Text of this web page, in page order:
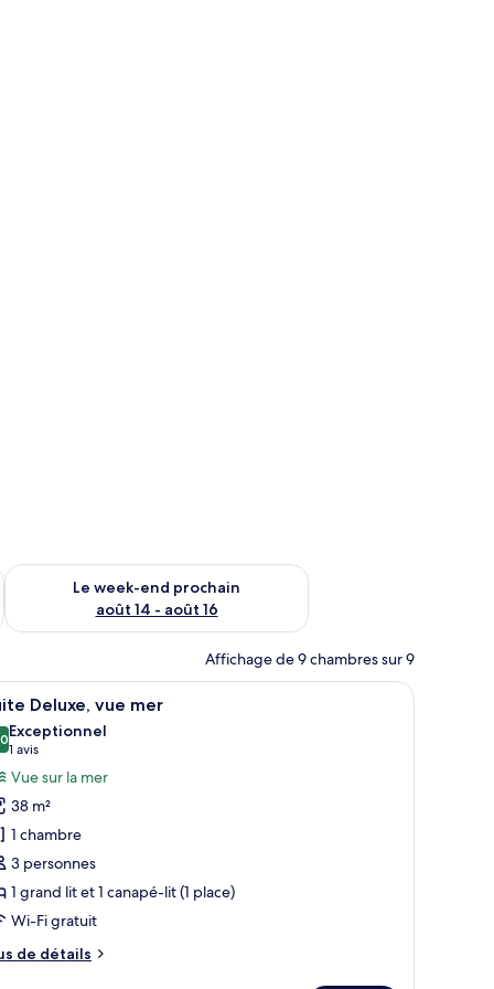
août 7 - août 9
Le week-end prochain
août 14 - août 16
Vérifier la disponibilité pour le week-end prochain août 14 -
Affichage de 9 chambres sur 9
lavabo et un miroir, et un mur décoratif en bois.
table basse et un tapis à motifs.
:
Une chambre d’hôtel moderne dotée d’un
26 Deluxe, vue mer
sur 10
Exceptionnel
1 avis
(1 avis)
Vue sur la mer
38 m²
1 chambre
3 personnes
1 grand lit et 1 canapé-lit (1 place)
Wi-Fi gratuit
de détails